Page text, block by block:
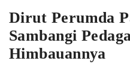
Dirut Perumda
Sambangi
Himbauannya